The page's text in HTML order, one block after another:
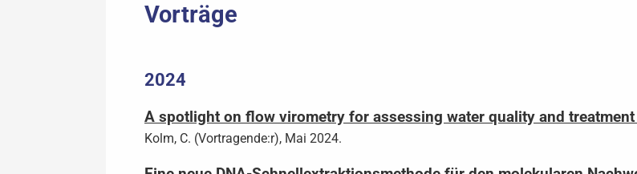
Vorträge
2024
A spotlight on flow virometry for assessing water quality and
Kolm, C. (Vortragende:r), Mai 2024.